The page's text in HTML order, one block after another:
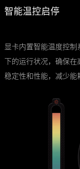
智能温控启停
显卡内置智能温度控
下的运行状况，确保
稳定性和性能，减少能